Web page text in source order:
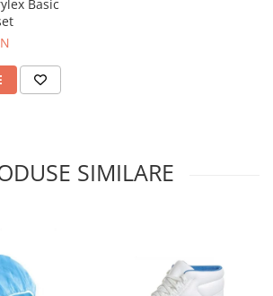
Basic
SIMILARE